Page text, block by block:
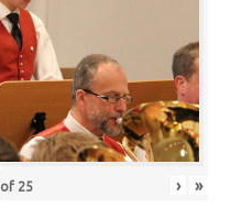
of 25 › »